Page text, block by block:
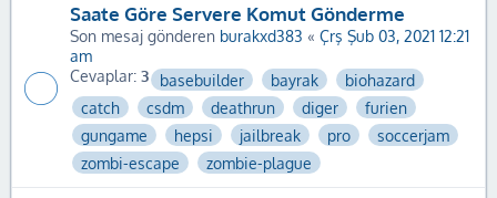
Saate Göre Servere Komut Gönderme
Son mesaj gönderen burakxd383 « Çrş Şub 03, 2021 12:21
am
Cevaplar: 3 basebuilder bayrak
biohazard
catch
csdm deathrun diger
furien
gungame
hepsi jailbreak pro
soccerjam
zombi-escape
zombie-plague